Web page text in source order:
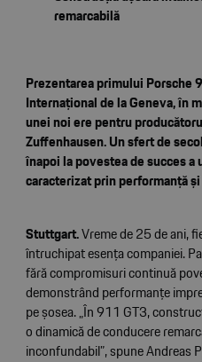
remarcabilă
Prezentarea primului Porsche
Internațional de la Geneva, în
unei noi ere pentru
Zuffenhausen. Un sfert de
înapoi la povestea de succes
caracterizat prin performanță
Stuttgart.Vreme de 25 de ani,
întruchipat esența companiei.
fără compromisuri continuă
demonstrând performanțe
pe șosea. „În 911 GT3,
o dinamică de conducere
inconfundabil”, spune Andreas